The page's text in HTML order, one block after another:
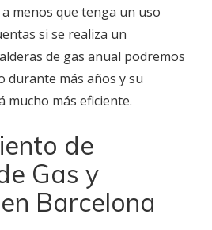
menos que tenga un uso
si se realiza un
de gas anual podremos
durante más años y su
más eficiente.
de
Gas y
Barcelona